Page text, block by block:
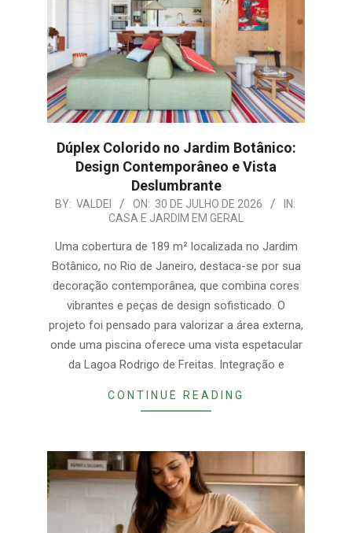
Dúplex Colorido no Jardim Botânico:
Design Contemporâneo e Vista
Deslumbrante
2026-
30
BY: VALDEI ON: 30 DE JULHO DE 2026
IN:
CASA E JARDIM EM GERAL
Uma cobertura de 189 m² localizada no Jardim
Botânico, no Rio de Janeiro, destaca-se por sua
decoração contemporânea, que combina cores
vibrantes e peças de design sofisticado. O
projeto foi pensado para valorizar a área externa,
onde uma piscina oferece uma vista espetacular
da Lagoa Rodrigo de Freitas. Integração e
CONTINUE READING